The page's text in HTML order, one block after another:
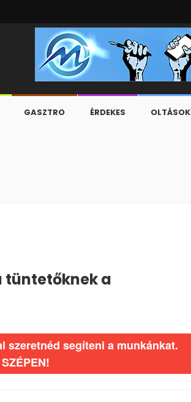
GASZTRO ÉRDEKES OLTÁSOK
a C-630/23-as ügy
tüntetőknek a
szeretnéd segíteni a munkánkat.